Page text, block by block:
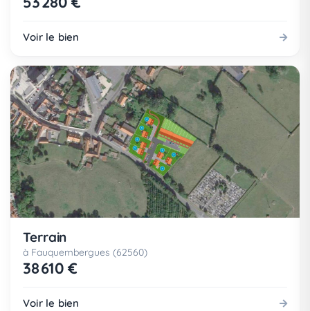
Voir le bien
Terrain
à Fauquembergues (62560)
38 610 €
Voir le bien